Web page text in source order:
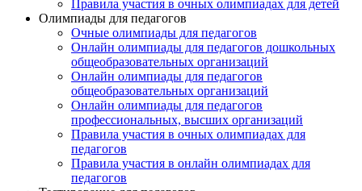
Правила участия в очных олимпиадах для детей
Олимпиады для педагогов
Очные олимпиады для педагогов
Онлайн олимпиады для педагогов дошкольных
общеобразовательных организаций
Онлайн олимпиады для педагогов
общеобразовательных организаций
Онлайн олимпиады для педагогов
профессиональных, высших организаций
Правила участия в очных олимпиадах для
педагогов
Правила участия в онлайн олимпиадах для
педагогов